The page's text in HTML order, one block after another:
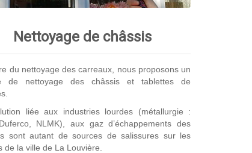
Nettoyage de châssis
du nettoyage des carreaux, nous proposons un
de nettoyage des châssis et tablettes de
liée aux industries lourdes (métallurgie :
NLMK), aux gaz d’échappements des
sont autant de sources de salissures sur les
de la ville de La Louvière.